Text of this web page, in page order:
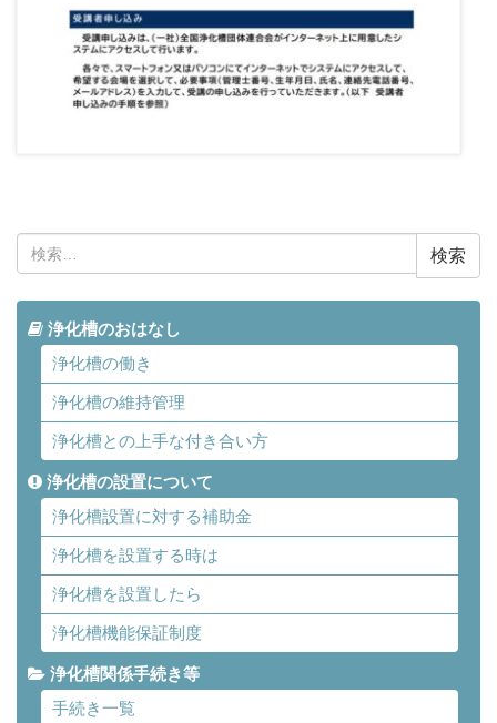
索:
浄化槽のおはなし
浄化槽の働き
浄化槽の維持管理
浄化槽との上手な付き合い方
浄化槽の設置について
浄化槽設置に対する補助金
浄化槽を設置する時は
浄化槽を設置したら
浄化槽機能保証制度
浄化槽関係手続き等
手続き一覧